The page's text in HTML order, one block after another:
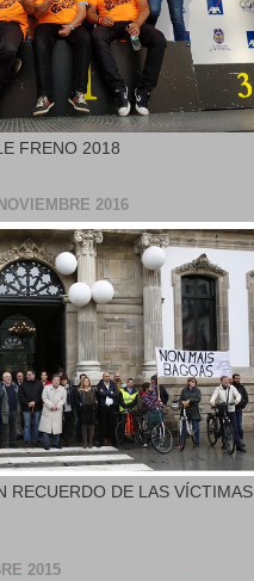
FRENO 2018
2016
RECUERDO DE LAS VÍCTIMAS
2015